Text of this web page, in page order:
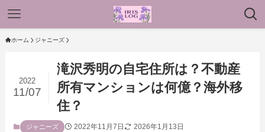
ホーム ジャニーズ
滝沢秀明の自宅住所は？不動産
所有マンションは何億？海外移
住？
2022
11/07
ジャニーズ 2022年11月7日 2026年1月13日